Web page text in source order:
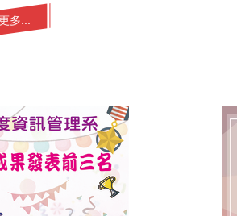
多...